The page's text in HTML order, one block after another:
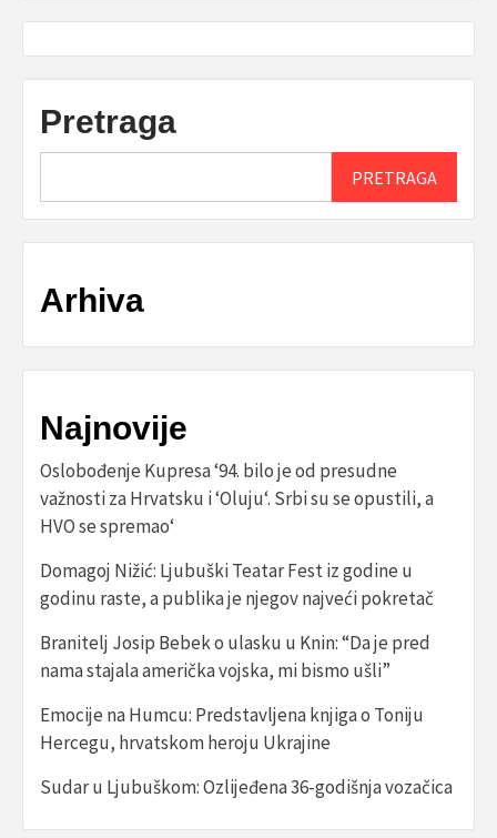
Pretraga
PRETRAGA
Arhiva
Najnovije
Oslobođenje Kupresa ‘94. bilo je od presudne
važnosti za Hrvatsku i ‘Oluju‘. Srbi su se opustili, a
HVO se spremao‘
Domagoj Nižić: Ljubuški Teatar Fest iz godine u
godinu raste, a publika je njegov najveći pokretač
Branitelj Josip Bebek o ulasku u Knin: “Da je pred
nama stajala američka vojska, mi bismo ušli”
Emocije na Humcu: Predstavljena knjiga o Toniju
Hercegu, hrvatskom heroju Ukrajine
Sudar u Ljubuškom: Ozlijeđena 36-godišnja vozačica